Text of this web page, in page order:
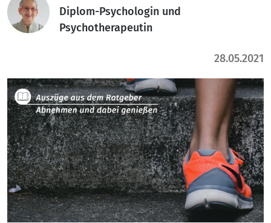
Diplom-Psychologin und
Psychotherapeutin
28.05.2021